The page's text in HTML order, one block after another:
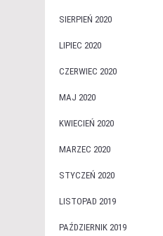
SIERPIEŃ 2020
LIPIEC 2020
CZERWIEC 2020
MAJ 2020
KWIECIEŃ 2020
MARZEC 2020
STYCZEŃ 2020
LISTOPAD 2019
PAŹDZIERNIK 2019